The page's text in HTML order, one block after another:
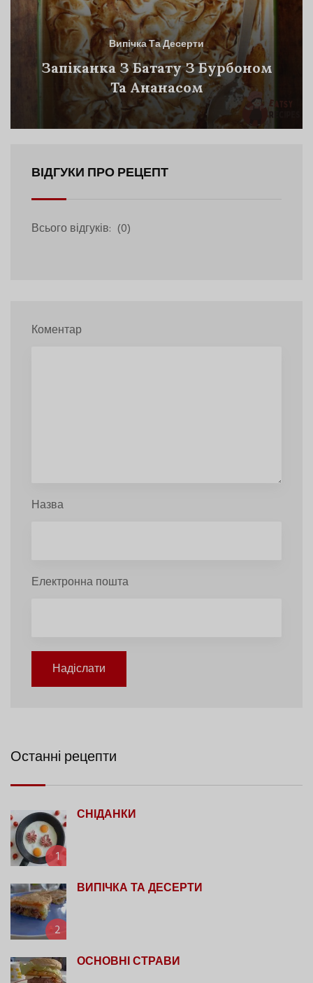
Випічка Та Десерти
Запіканка З Батату З Бурбоном
Та Ананасом
ВІДГУКИ ПРО РЕЦЕПТ
Всього відгуків: (0)
Коментар
Назва
Електронна пошта
Надіслати
Останні рецепти
1
СНІДАНКИ
2
ВИПІЧКА ТА ДЕСЕРТИ
ОСНОВНІ СТРАВИ